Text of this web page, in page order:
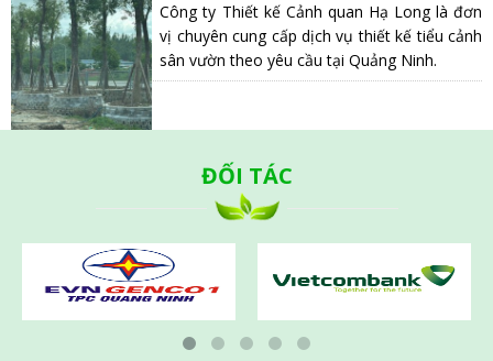
Công ty Thiết kế Cảnh quan Hạ Long là đơn
vị chuyên cung cấp dịch vụ thiết kế tiểu cảnh
sân vườn theo yêu cầu tại Quảng Ninh.
ĐỐI TÁC